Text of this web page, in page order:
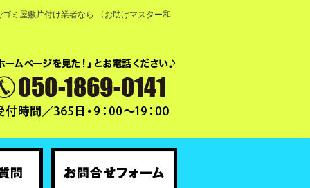
ミ屋敷片付け業者なら 〈お助けマスター和